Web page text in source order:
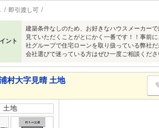
即引渡し可
ント
建築条件なしのため、お好きなハウスメーカー
見ていただくことがとにかく一番です！！事前
社グループで住宅ローンを取り扱っている弊社
会社選びで迷っている方はぜひ一度ご相談くださ
村大字見晴 土地
土地